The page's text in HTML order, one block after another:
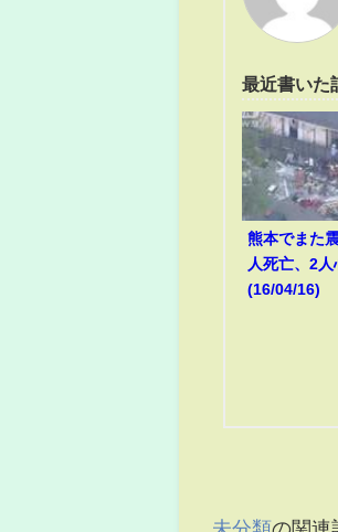
最近書いた
熊本でまた
人死亡、2人
(16/04/16)